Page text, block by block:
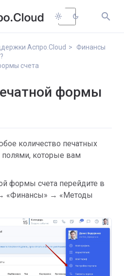
light_mode dark_mode 
Аспро.Cloud
Финансы
счета
формы
количество печатных
которые вам
формы счета перейдите в
→ «Финансы» → «Методы